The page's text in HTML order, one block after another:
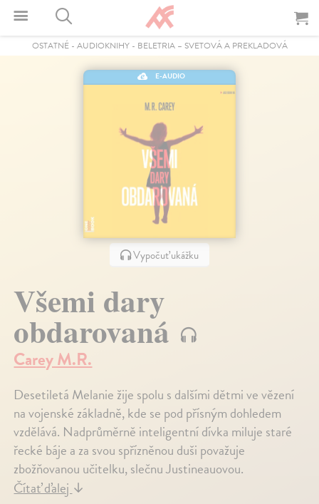
OSTATNÉ- AUDIOKNIHY- BELETRIA – SVETOVÁ A PREKLADOVÁ
E-AUDIO
Vypočuť ukážku
Všemi dary
obdarovaná
Carey M.R.
Desetiletá Melanie žije spolu s dalšími dětmi ve vězení
na vojenské základně, kde se pod přísným dohledem
vzdělává. Nadprůměrně inteligentní dívka miluje staré
řecké báje a za svou spřízněnou duši považuje
zbožňovanou učitelku, slečnu Justineauovou.
Čítať ďalej↓